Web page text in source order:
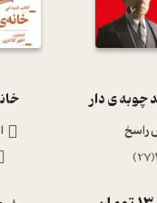
چوبه ی دار
راسخ
(
27
)